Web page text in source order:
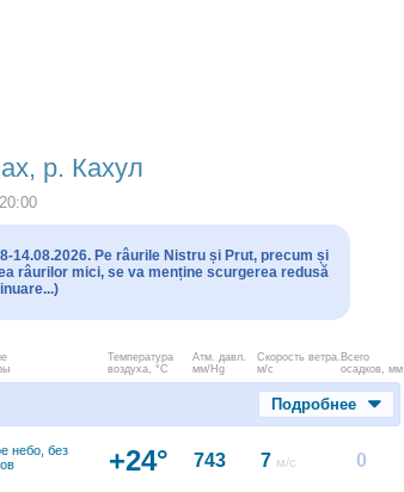
р. Кахул
20:00
14.08.2026. Pe râurile Nistru și Prut, precum și
râurilor mici, se va menține scurgerea redusă
Температура
воздуха, °C
Атм. давл.
мм/Hg
Скорость ветра.
м/с
Всего
осадков, мм
Подробнее
небо, без
+24° 743 7 м/с 0